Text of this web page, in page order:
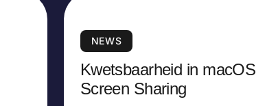
NEWS
Kwetsbaarheid in macOS
Screen Sharing